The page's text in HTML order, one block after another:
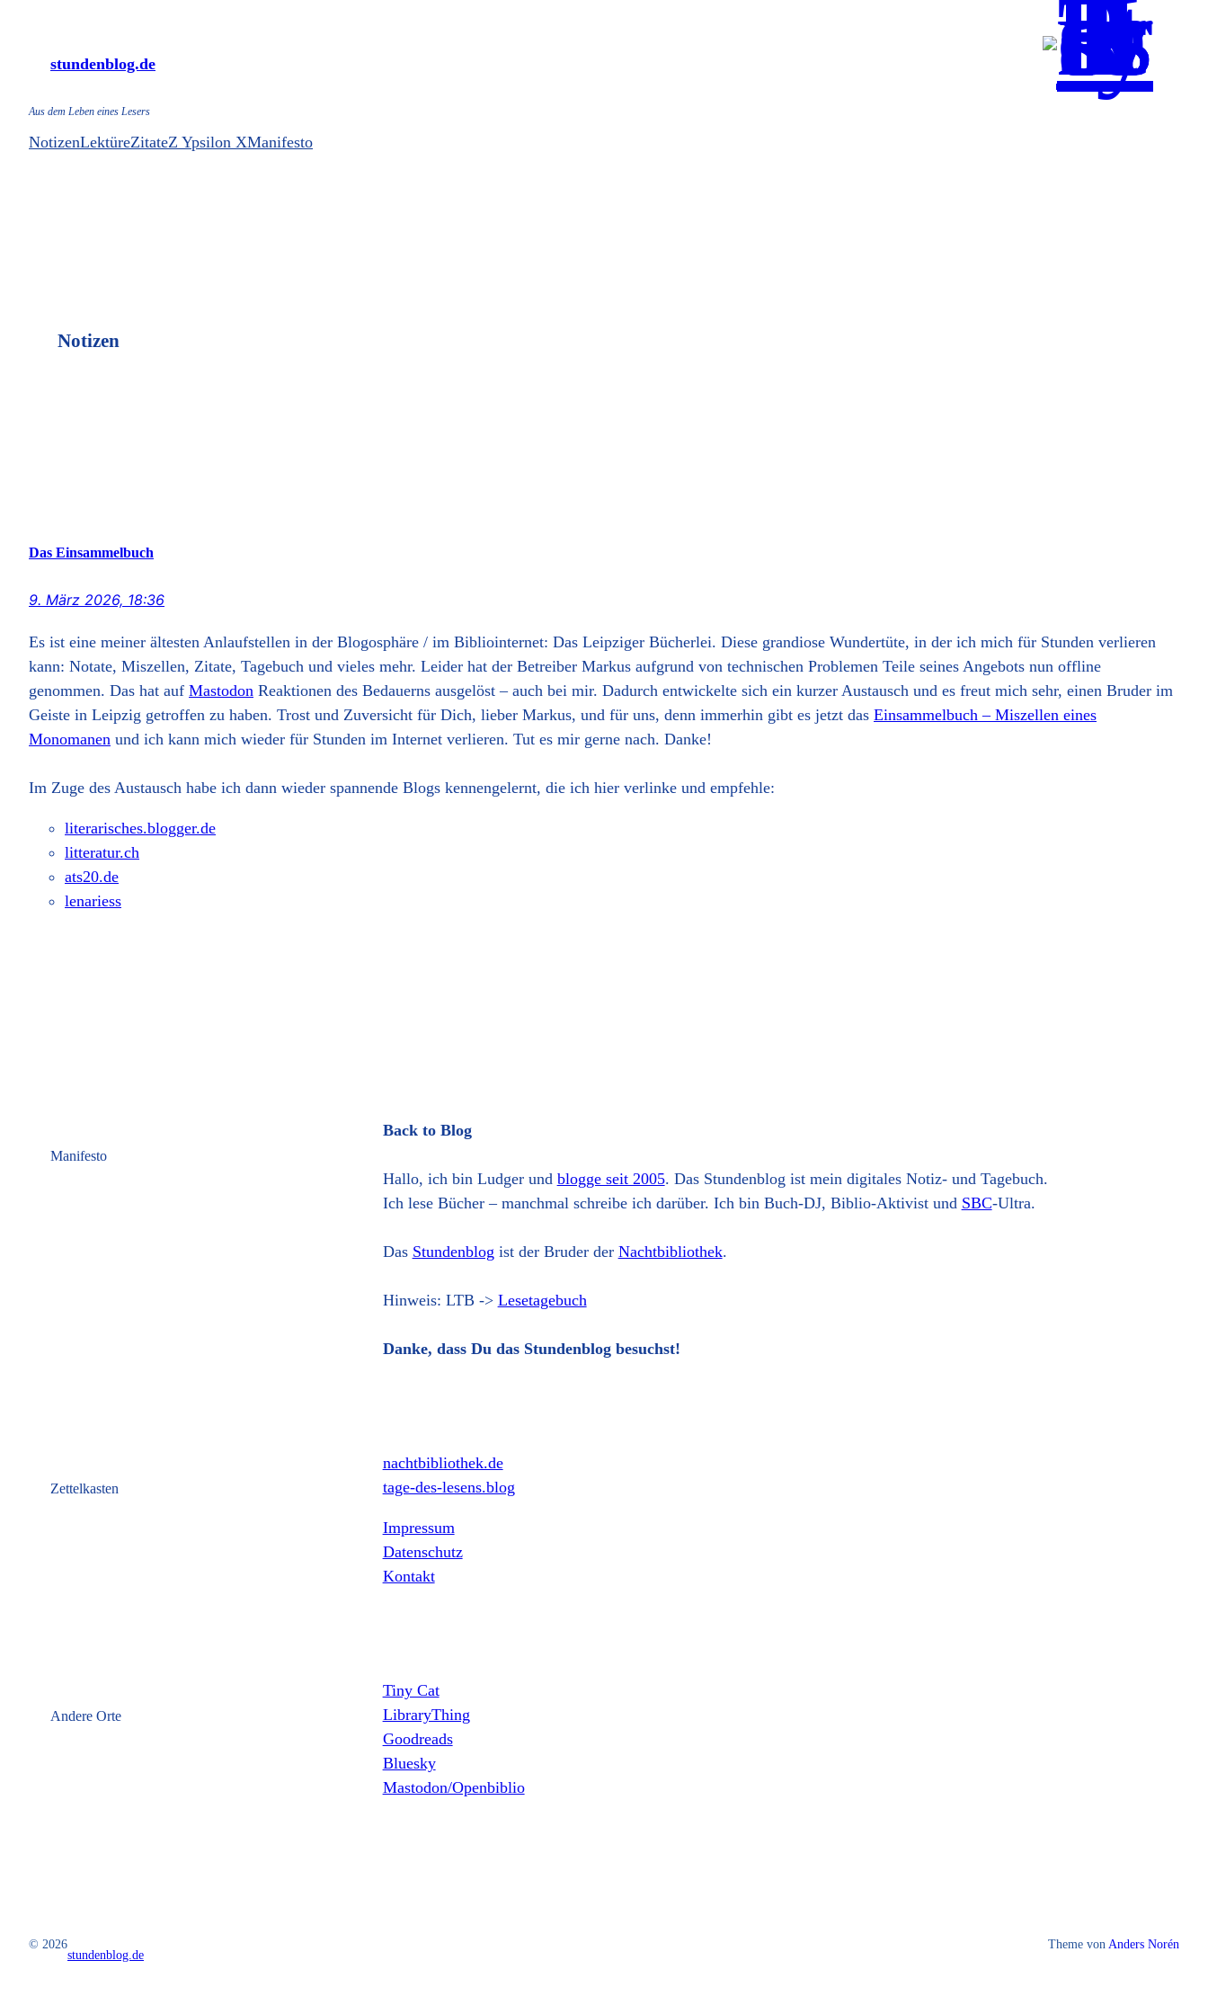
springenstundenblog.de
Aus dem Leben eines Lesers
NotizenLektüreZitateZ Ypsilon XManifesto
Notizen
Das Einsammelbuch
9. März 2026, 18:36
Es ist eine meiner ältesten Anlaufstellen in der Blogosphäre / im Bibliointernet: Das Leipziger Bücherlei. Diese grandiose Wundertüte, in der ich mich für Stunden verlieren
kann: Notate, Miszellen, Zitate, Tagebuch und vieles mehr. Leider hat der Betreiber Markus aufgrund von technischen Problemen Teile seines Angebots nun offline
genommen. Das hat auf Mastodon Reaktionen des Bedauerns ausgelöst – auch bei mir. Dadurch entwickelte sich ein kurzer Austausch und es freut mich sehr, einen Bruder im
Geiste in Leipzig getroffen zu haben. Trost und Zuversicht für Dich, lieber Markus, und für uns, denn immerhin gibt es jetzt das Einsammelbuch – Miszellen eines
Monomanen und ich kann mich wieder für Stunden im Internet verlieren. Tut es mir gerne nach. Danke!
Im Zuge des Austausch habe ich dann wieder spannende Blogs kennengelernt, die ich hier verlinke und empfehle:
literarisches.blogger.de
litteratur.ch
ats20.de
lenariess
Manifesto
Back to Blog
Hallo, ich bin Ludger und blogge seit 2005. Das Stundenblog ist mein digitales Notiz- und Tagebuch.
Ich lese Bücher – manchmal schreibe ich darüber. Ich bin Buch-DJ, Biblio-Aktivist und SBC-Ultra.
Das Stundenblog ist der Bruder der Nachtbibliothek.
Hinweis: LTB -> Lesetagebuch
Danke, dass Du das Stundenblog besuchst!
Zettelkasten
nachtbibliothek.de
tage-des-lesens.blog
Impressum
Datenschutz
Kontakt
Andere Orte
Tiny Cat
LibraryThing
Goodreads
Bluesky
Mastodon/Openbiblio
© 2026
stundenblog.de
Theme von Anders Norén